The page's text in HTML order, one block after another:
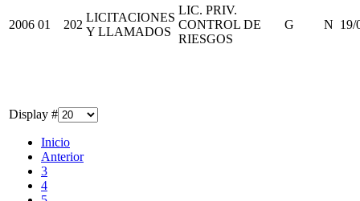
Display #
Inicio
Anterior
3
4
2006 01 202
LICITACIONES
Y LLAMADOS
LIC. PRIV.
CONTROL DE
RIESGOS
G N 19/